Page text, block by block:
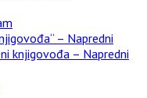
– Napredni
knjigovođa – Napredni